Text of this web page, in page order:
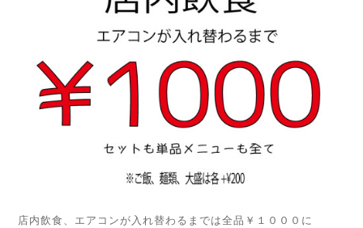
店内飲食、エアコンが入れ替わるまでは全品￥１０００に